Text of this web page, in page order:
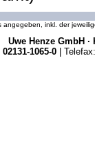
inkl. der
Uwe Henze GmbH ·
02131-1065-0 | Telefax: